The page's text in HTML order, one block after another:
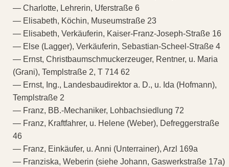
— Charlotte, Lehrerin, Uferstraße 6
— Elisabeth, Köchin, Museumstraße 23
— Elisabeth, Verkäuferin, Kaiser-Franz-Joseph-Straße 16
— Else (Lagger), Verkäuferin, Sebastian-Scheel-Straße 4
— Ernst, Christbaumschmuckerzeuger, Rentner, u. Maria
(Grani), Templstraße 2, T 714 62
— Ernst, Ing., Landesbaudirektor a. D., u. Ida (Hofmann),
Templstraße 2
— Franz, BB.-Mechaniker, Lohbachsiedlung 72
— Franz, Kraftfahrer, u. Helene (Weber), Defreggerstraße
46
— Franz, Einkäufer, u. Anni (Unterrainer), Arzl 169a
— Franziska, Weberin (siehe Johann, Gaswerkstraße 17a)